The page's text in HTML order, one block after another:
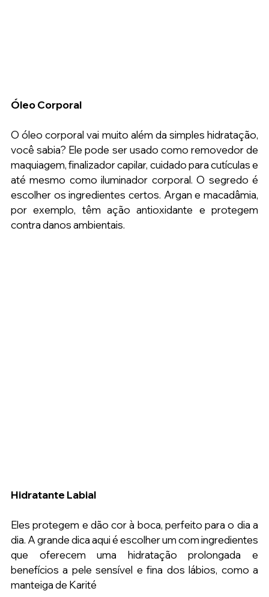
Óleo Corporal
O óleo corporal vai muito além da simples hidratação,
você sabia? Ele pode ser usado como removedor de
maquiagem, finalizador capilar, cuidado para cutículas e
até mesmo como iluminador corporal. O segredo é
escolher os ingredientes certos. Argan e macadâmia,
por exemplo, têm ação antioxidante e protegem
contra danos ambientais.
Hidratante Labial
Eles protegem e dão cor à boca, perfeito para o dia a
dia. A grande dica aqui é escolher um com ingredientes
que oferecem uma hidratação prolongada e
benefícios a pele sensível e fina dos lábios, como a
manteiga de Karité